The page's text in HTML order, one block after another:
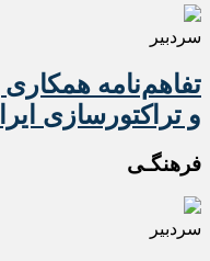
سردبیر
تفاهم‌نامه
و تراکتورسازی
فرهنگـی
سردبیر